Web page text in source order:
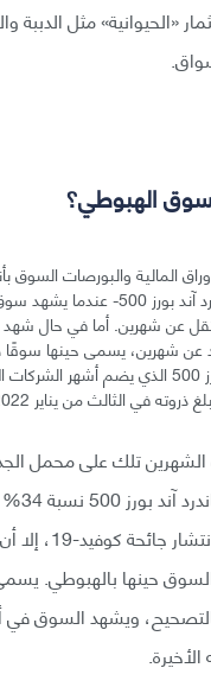
«الحيوانية» مثل الدببة
الهبوطي؟
المالية والبورصات
تصنيف مؤشر ستاندرد آند بورز
تقل عن شهرين. أما في حال شهد
عن شهرين، يسمى حينها سوقًا
مؤشر ستاندرد آند بورز 500 الذي يضم
الشهرين تلك على محمل
انخفض
مارس 2020
حينها بالهبوطي.
ويشهد السوق في